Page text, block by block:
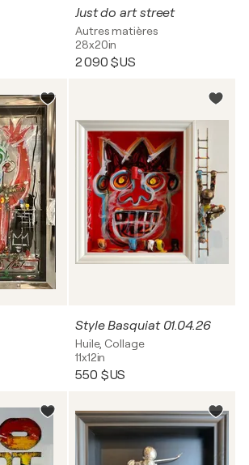
Just do art street
Autres matières
28x20in
2 090 $US
Style Basquiat 01.04.26
Huile, Collage
11x12in
550 $US